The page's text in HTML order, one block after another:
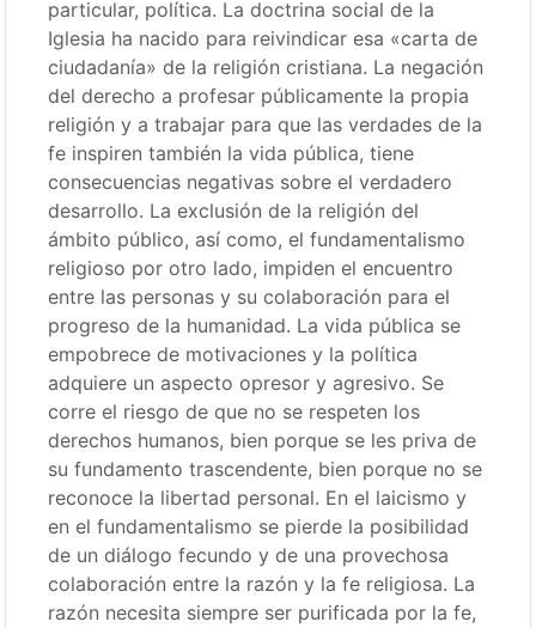
particular, política. La doctrina social de la
Iglesia ha nacido para reivindicar esa «carta de
ciudadanía» de la religión cristiana. La negación
del derecho a profesar públicamente la propia
religión y a trabajar para que las verdades de la
fe inspiren también la vida pública, tiene
consecuencias negativas sobre el verdadero
desarrollo. La exclusión de la religión del
ámbito público, así como, el fundamentalismo
religioso por otro lado, impiden el encuentro
entre las personas y su colaboración para el
progreso de la humanidad. La vida pública se
empobrece de motivaciones y la política
adquiere un aspecto opresor y agresivo. Se
corre el riesgo de que no se respeten los
derechos humanos, bien porque se les priva de
su fundamento trascendente, bien porque no se
reconoce la libertad personal. En el laicismo y
en el fundamentalismo se pierde la posibilidad
de un diálogo fecundo y de una provechosa
colaboración entre la razón y la fe religiosa. La
razón necesita siempre ser purificada por la fe,